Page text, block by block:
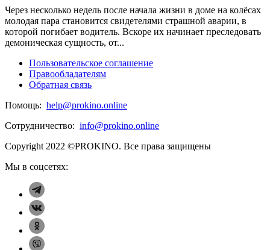
Через несколько недель после начала жизни в доме на колёсах
молодая пара становится свидетелями страшной аварии, в
которой погибает водитель. Вскоре их начинает преследовать
демоническая сущность, от...
Пользовательское соглашение
Правообладателям
Обратная связь
Помощь: help@prokino.online
Сотрудничество: info@prokino.online
Copyright 2022 ©PROKINO. Все права защищены
Мы в соцсетях: